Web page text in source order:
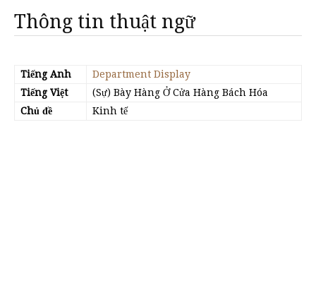
Thông tin thuật ngữ
Tiếng Anh
Department Display
Tiếng Việt
(Sự) Bày Hàng Ở Cửa Hàng Bách Hóa
Chủ đề
Kinh tế